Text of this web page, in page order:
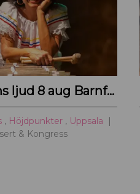
Djungelns ljud 8 aug Barnföreställning
, Höjdpunkter , Uppsala
& Kongress